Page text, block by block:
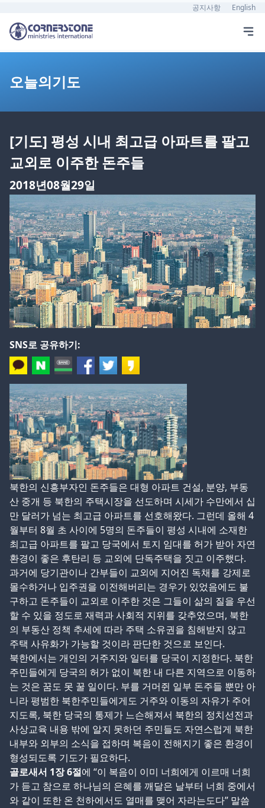
공지사항 English
오늘의기도
[기도] 평성 시내 최고급 아파트를 팔고
교외로 이주한 돈주들
2018년08월29일
SNS로 공유하기:
북한의 신흥부자인 돈주들은 대형 아파트 건설, 분양, 부동
산 중개 등 북한의 주택시장을 선도하며 시세가 수만에서 십
만 달러가 넘는 최고급 아파트를 선호해왔다. 그런데 올해 4
월부터 8월 초 사이에 5명의 돈주들이 평성 시내에 소재한
최고급 아파트를 팔고 당국에서 토지 임대를 허가 받아 자연
환경이 좋은 후탄리 등 교외에 단독주택을 짓고 이주했다.
과거에 당기관이나 간부들이 교외에 지어진 독채를 강제로
몰수하거나 입주권을 이전해버리는 경우가 있었음에도 불
구하고 돈주들이 교외로 이주한 것은 그들이 삶의 질을 우선
할 수 있을 정도로 재력과 사회적 지위를 갖추었으며, 북한
의 부동산 정책 추세에 따라 주택 소유권을 침해받지 않고
주택 사유화가 가능할 것이라 판단한 것으로 보인다.
북한에서는 개인의 거주지와 일터를 당국이 지정한다. 북한
주민들에게 당국의 허가 없이 북한 내 다른 지역으로 이동하
는 것은 꿈도 못 꿀 일이다. 부를 거머쥔 일부 돈주들 뿐만 아
니라 평범한 북한주민들에게도 거주와 이동의 자유가 주어
지도록, 북한 당국의 통제가 느슨해져서 북한의 정치선전과
사상교육 내용 밖에 알지 못하던 주민들도 자연스럽게 북한
내부와 외부의 소식을 접하며 복음이 전해지기 좋은 환경이
형성되도록 기도가 필요하다.
골로새서 1장 6절에 “이 복음이 이미 너희에게 이르매 너희
가 듣고 참으로 하나님의 은혜를 깨달은 날부터 너희 중에서
와 같이 또한 온 천하에서도 열매를 맺어 자라는도다” 말씀